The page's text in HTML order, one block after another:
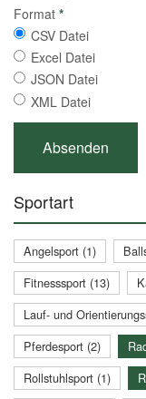
Format *
CSV Datei
Excel Datei
JSON Datei
XML Datei
Sportart
Angelsport (1)
Fitnesssport (13)
Lauf- und
Pferdesport (2)
Rollstuhlsport (1)